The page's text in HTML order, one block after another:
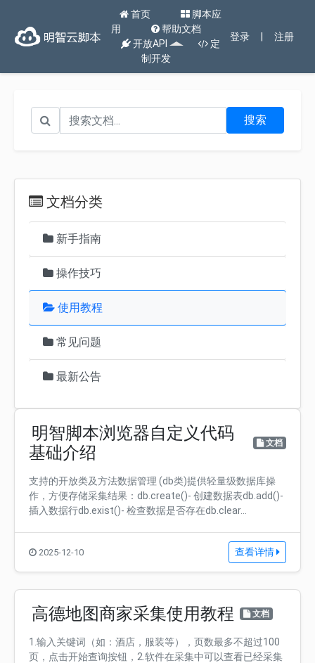
首页
脚本应
用
帮助文档
开放API
定
制开发
登录 | 注册
搜索
文档分类
新手指南
操作技巧
使用教程
常见问题
最新公告
明智脚本浏览器自定义代码
基础介绍
文档
支持的开放类及方法数据管理 (db类)提供轻量级数据库操
作，方便存储采集结果：db.create()- 创建数据表db.add()-
插入数据行db.exist()- 检查数据是否存在db.clear...
2025-12-10 查看详情
高德地图商家采集使用教程 文档
1.输入关键词（如：酒店，服装等），页数最多不超过100
页，点击开始查询按钮，2.软件在采集中可以查看已经采集